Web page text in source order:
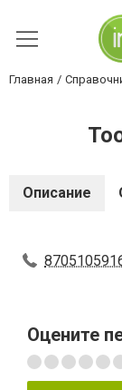
Главная
Описание
Оцените